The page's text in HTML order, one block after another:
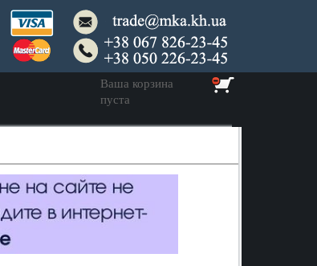
Ваша корзина
пуста